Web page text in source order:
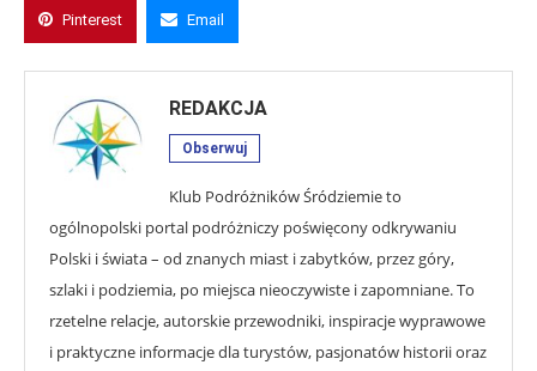
Pinterest Email
REDAKCJA
Obserwuj
Klub Podróżników Śródziemie to
ogólnopolski portal podróżniczy poświęcony odkrywaniu
Polski i świata – od znanych miast i zabytków, przez góry,
szlaki i podziemia, po miejsca nieoczywiste i zapomniane. To
rzetelne relacje, autorskie przewodniki, inspiracje wyprawowe
i praktyczne informacje dla turystów, pasjonatów historii oraz